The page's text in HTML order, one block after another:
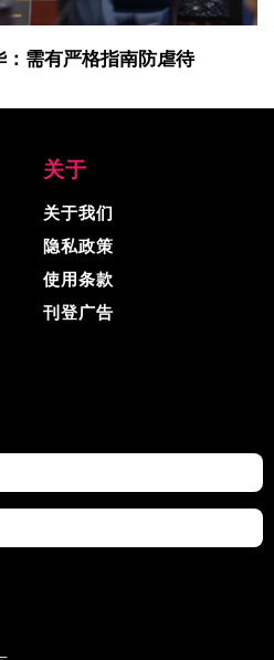
需有严格指南防虐待
关于
关于我们
隐私政策
使用条款
刊登广告